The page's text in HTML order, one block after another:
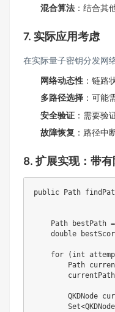
混合算法 ：结合其
7. 实际应用考虑
在实际量子密钥分发网
网络动态性 ：链路
多路径选择 ：可能
安全验证 ：需要验
故障恢复 ：路径中
8. 扩展实现：带
public Path
Path bestPath =
double
for ( int
Path
        currentPath
QKDNode
Set<QKDNode